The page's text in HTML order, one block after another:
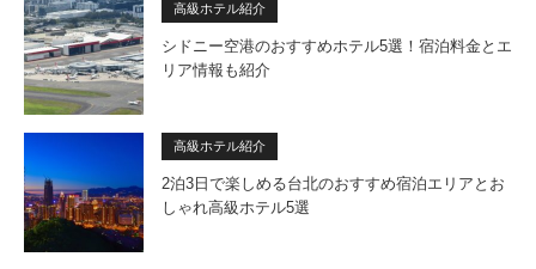
高級ホテル紹介
シドニー空港のおすすめホテル5選！宿泊料金とエ
リア情報も紹介
高級ホテル紹介
2泊3日で楽しめる台北のおすすめ宿泊エリアとお
しゃれ高級ホテル5選